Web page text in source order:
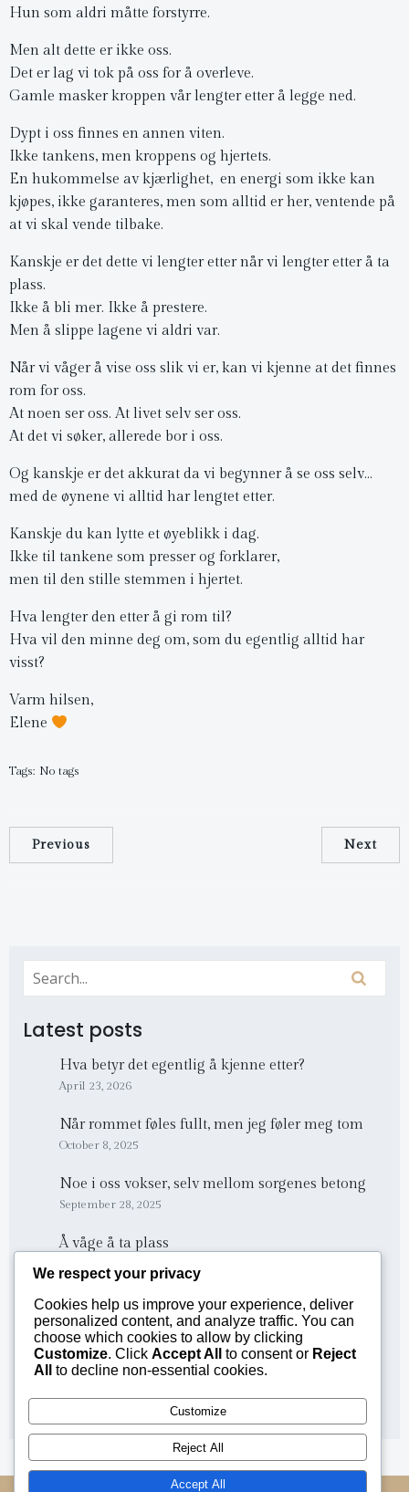
Hun som aldri måtte forstyrre.
Men alt dette er ikke oss.
Det er lag vi tok på oss for å overleve.
Gamle masker kroppen vår lengter etter å legge ned.
Dypt i oss finnes en annen viten.
Ikke tankens, men kroppens og hjertets.
En hukommelse av kjærlighet, en energi som ikke kan
kjøpes, ikke garanteres, men som alltid er her, ventende på
at vi skal vende tilbake.
Kanskje er det dette vi lengter etter når vi lengter etter å ta
plass.
Ikke å bli mer. Ikke å prestere.
Men å slippe lagene vi aldri var.
Når vi våger å vise oss slik vi er, kan vi kjenne at det finnes
rom for oss.
At noen ser oss. At livet selv ser oss.
At det vi søker, allerede bor i oss.
Og kanskje er det akkurat da vi begynner å se oss selv…
med de øynene vi alltid har lengtet etter.
Kanskje du kan lytte et øyeblikk i dag.
Ikke til tankene som presser og forklarer,
men til den stille stemmen i hjertet.
Hva lengter den etter å gi rom til?
Hva vil den minne deg om, som du egentlig alltid har
visst?
Varm hilsen,
Elene
Tags: No tags
Previous Next
Latest posts
Hva betyr det egentlig å kjenne etter?
April 23, 2026
Når rommet føles fullt, men jeg føler meg tom
October 8, 2025
Noe i oss vokser, selv mellom sorgenes betong
September 28, 2025
Å våge å ta plass
Når hjertet lytter
September 18, 2025
Categories
We respect your privacy
Cookies help us improve your experience, deliver
personalized content, and analyze traffic. You can
choose which cookies to allow by clicking
Customize. Click Accept All to consent or Reject
All
to decline non-essential cookies.
Customize
Reject All
Accept All